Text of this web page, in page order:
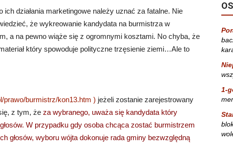
działania marketingowe należy uznać za fatalne. Nie
że wykreowanie kandydata na burmistrza w
a na pewno wiąże się z ogromnymi kosztami. No chyba, że
który spowoduje polityczne trzęsienie ziemi…Ale to
prawo/burmistrz/kon13.htm ) jeżeli zostanie zarejestrowany
z tym, że za wybranego, uważa się kandydata który
W przypadku gdy osoba chcąca zostać burmistrzem
głosów, wyboru wójta dokonuje rada gminy bezwzględną
1-